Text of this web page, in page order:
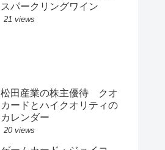
スパークリングワイン
21 views
松田産業の株主優待 クオ
カードとハイクオリティの
カレンダー
20 views